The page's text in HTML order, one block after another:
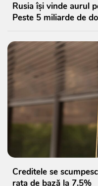
Rusia își vinde aurul
Peste 5 miliarde de
Creditele se
rata de bază la 7,5%